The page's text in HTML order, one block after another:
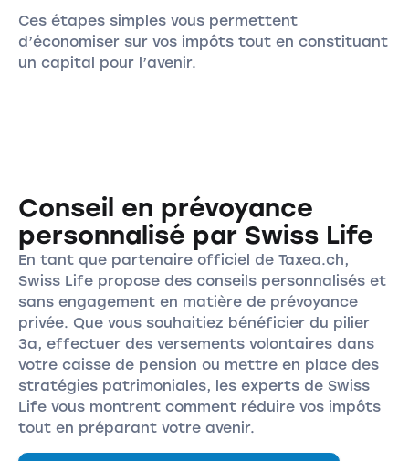
Ces étapes simples vous permettent
d’économiser sur vos impôts tout en constituant
un capital pour l’avenir.
Conseil en prévoyance
personnalisé par Swiss Life
En tant que partenaire officiel de Taxea.ch,
Swiss Life propose des conseils personnalisés et
sans engagement en matière de prévoyance
privée. Que vous souhaitiez bénéficier du pilier
3a, effectuer des versements volontaires dans
votre caisse de pension ou mettre en place des
stratégies patrimoniales, les experts de Swiss
Life vous montrent comment réduire vos impôts
tout en préparant votre avenir.